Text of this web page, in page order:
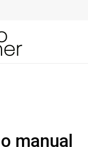
manual